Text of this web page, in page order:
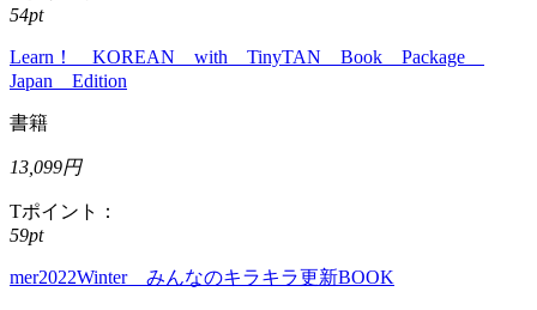
54pt
Learn！ KOREAN with TinyTAN Book Package
Japan Edition
書籍
13,099円
Tポイント：
59pt
mer2022Winter みんなのキラキラ更新BOOK